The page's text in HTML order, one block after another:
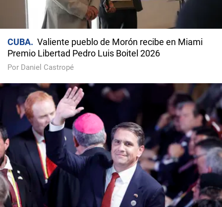
CUBA
Valiente pueblo de Morón recibe en Miami
Premio Libertad Pedro Luis Boitel 2026
Por Daniel Castropé